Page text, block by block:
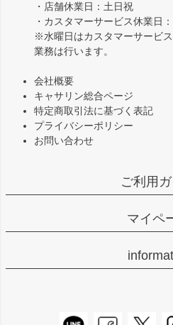
・店舗休業日：土日祝
・カスタマーサービス休業日
※水曜日はカスタマーサービ
業務は行います。
会社概要
キャサリン総合ページ
特定商取引法に基づく表記
プライバシーポリシー
お問い合わせ
ご利用
マイペ